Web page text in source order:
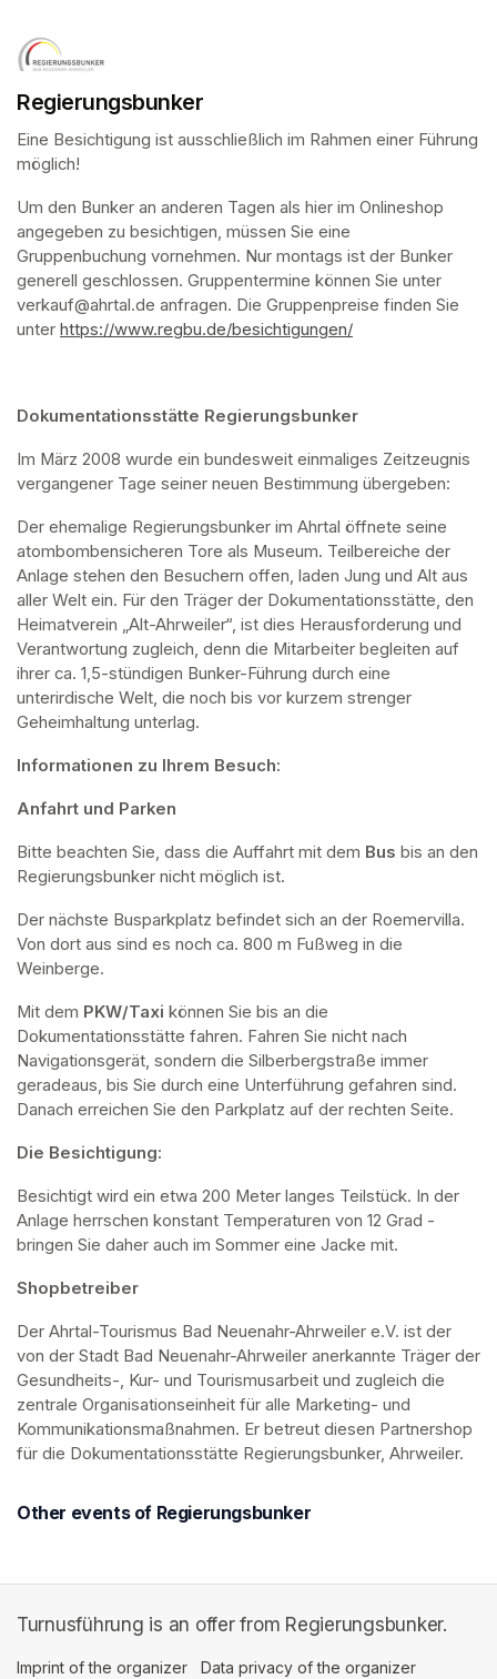
Regierungsbunker
Eine Besichtigung ist ausschließlich im Rahmen einer Führung
möglich!
Um den Bunker an anderen Tagen als hier im Onlineshop
angegeben zu besichtigen, müssen Sie eine
Gruppenbuchung vornehmen. Nur montags ist der Bunker
generell geschlossen. Gruppentermine können Sie unter
verkauf@ahrtal.de anfragen. Die Gruppenpreise finden Sie
unter https://www.regbu.de/besichtigungen/
Dokumentationsstätte Regierungsbunker
Im März 2008 wurde ein bundesweit einmaliges Zeitzeugnis
vergangener Tage seiner neuen Bestimmung übergeben:
Der ehemalige Regierungsbunker im Ahrtal öffnete seine
atombombensicheren Tore als Museum. Teilbereiche der
Anlage stehen den Besuchern offen, laden Jung und Alt aus
aller Welt ein. Für den Träger der Dokumentationsstätte, den
Heimatverein „Alt-Ahrweiler“, ist dies Herausforderung und
Verantwortung zugleich, denn die Mitarbeiter begleiten auf
ihrer ca. 1,5-stündigen Bunker-Führung durch eine
unterirdische Welt, die noch bis vor kurzem strenger
Geheimhaltung unterlag.
Informationen zu Ihrem Besuch:
Anfahrt und Parken
Bitte beachten Sie, dass die Auffahrt mit dem Bus bis an den
Regierungsbunker nicht möglich ist.
Der nächste Busparkplatz befindet sich an der Roemervilla.
Von dort aus sind es noch ca. 800 m Fußweg in die
Weinberge.
Mit dem PKW/Taxi können Sie bis an die
Dokumentationsstätte fahren. Fahren Sie nicht nach
Navigationsgerät, sondern die Silberbergstraße immer
geradeaus, bis Sie durch eine Unterführung gefahren sind.
Danach erreichen Sie den Parkplatz auf der rechten Seite.
Die Besichtigung:
Besichtigt wird ein etwa 200 Meter langes Teilstück. In der
Anlage herrschen konstant Temperaturen von 12 Grad -
bringen Sie daher auch im Sommer eine Jacke mit.
Shopbetreiber
Der Ahrtal-Tourismus Bad Neuenahr-Ahrweiler e.V. ist der
von der Stadt Bad Neuenahr-Ahrweiler anerkannte Träger der
Gesundheits-, Kur- und Tourismusarbeit und zugleich die
zentrale Organisationseinheit für alle Marketing- und
Kommunikationsmaßnahmen. Er betreut diesen Partnershop
für die Dokumentationsstätte Regierungsbunker, Ahrweiler.
Other events of Regierungsbunker
Turnusführung is an offer from Regierungsbunker.
Imprint of the organizer (opens in a new tab)
Data privacy of the organizer